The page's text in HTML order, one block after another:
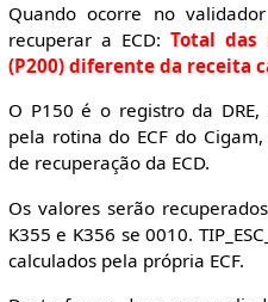
Quando ocorre no
recuperar a ECD: Total das
(P200) diferente da receita
O P150 é o registro da
pela rotina do ECF do
de recuperação da ECD.
Os valores serão
K355 e K356 se 0010.
calculados pela própria ECF.